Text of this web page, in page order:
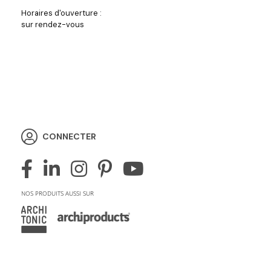
Horaires d'ouverture :
sur rendez-vous
CONNECTER
NOS PRODUITS AUSSI SUR